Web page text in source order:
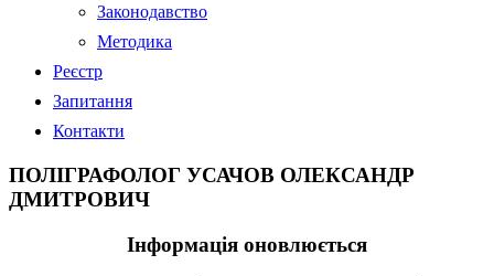
Законодавство
Методика
Реєстр
Запитання
Контакти
ПОЛІГРАФОЛОГ УСАЧОВ ОЛЕКСАНДР
ДМИТРОВИЧ
Інформація оновлюється